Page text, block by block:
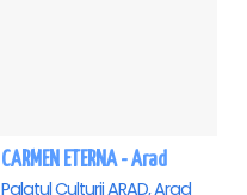
CARMEN ETERNA - Arad
Palatul Culturii ARAD, Arad